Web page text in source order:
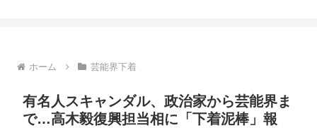
ホーム 芸能界下着
有名人スキャンダル、政治家から芸能界ま
で…高木毅復興担当相に「下着泥棒」報